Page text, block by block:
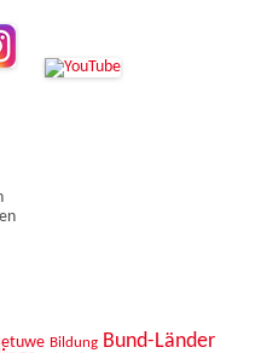
Bildung Bund-Länder